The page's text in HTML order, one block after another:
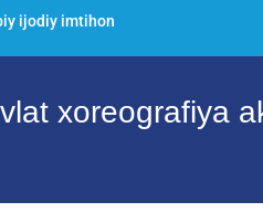
XOREOGRAFIYA
ijodiy imtihon
xoreografiya